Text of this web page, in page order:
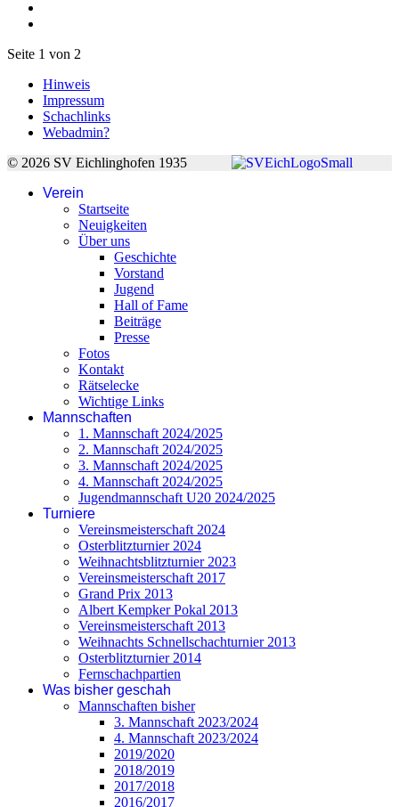
Seite 1 von 2
Hinweis
Impressum
Schachlinks
Webadmin?
© 2026 SV Eichlinghofen 1935
Verein
Startseite
Neuigkeiten
Über uns
Geschichte
Vorstand
Jugend
Hall of Fame
Beiträge
Presse
Fotos
Kontakt
Rätselecke
Wichtige Links
Mannschaften
1. Mannschaft 2024/2025
2. Mannschaft 2024/2025
3. Mannschaft 2024/2025
4. Mannschaft 2024/2025
Jugendmannschaft U20 2024/2025
Turniere
Vereinsmeisterschaft 2024
Osterblitzturnier 2024
Weihnachtsblitzturnier 2023
Vereinsmeisterschaft 2017
Grand Prix 2013
Albert Kempker Pokal 2013
Vereinsmeisterschaft 2013
Weihnachts Schnellschachturnier 2013
Osterblitzturnier 2014
Fernschachpartien
Was bisher geschah
Mannschaften bisher
3. Mannschaft 2023/2024
4. Mannschaft 2023/2024
2019/2020
2018/2019
2017/2018
2016/2017